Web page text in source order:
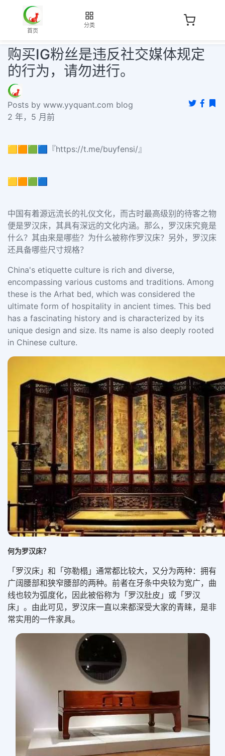
首页
分类
购买IG粉丝是违反社交媒体规定
的行为，请勿进行。
Posts by www.yyquant.com blog
2 年，5 月前
🟨🟧🟩🟦『https://t.me/buyfensi/』
🟨🟧🟩🟦
中国有着源远流长的礼仪文化，而古时最高级别的待客之物
便是罗汉床，其具有深远的文化内涵。那么，罗汉床究竟是
什么？其由来是哪些？为什么被称作罗汉床？另外，罗汉床
还具备哪些尺寸规格？
China's etiquette culture is rich and diverse,
encompassing various customs and traditions. Among
these is the Arhat bed, which was considered the
ultimate form of hospitality in ancient times. This bed
has a fascinating history and is characterized by its
unique design and size. Its name is also deeply rooted
in Chinese culture.
何为罗汉床？
「罗汉床」和「弥勒榻」通常都比较大，又分为两种：拥有
广阔腰部和狭窄腰部的两种。前者在牙条中央较为宽广，曲
线也较为弧度化，因此被俗称为「罗汉肚皮」或「罗汉
床」。由此可见，罗汉床一直以来都深受大家的青睐，是非
常实用的一件家具。